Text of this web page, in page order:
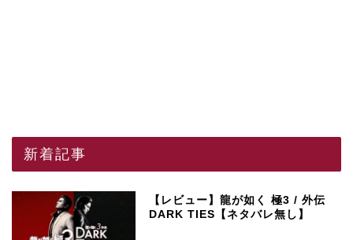
新着記事
【レビュー】龍が如く 極3 / 外伝
DARK TIES【ネタバレ無し】